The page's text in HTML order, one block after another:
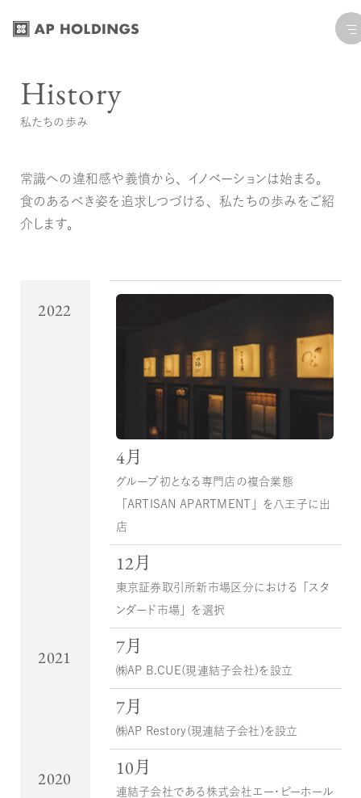
History
私たちの歩み
常識への違和感や義憤から、イノベーションは始まる。
食のあるべき姿を追求しつづける、私たちの歩みをご紹
介します。
2022
4月
グループ初となる専門店の複合業態
「ARTISAN APARTMENT」を八王子に出
店
12月
東京証券取引所新市場区分における「スタ
ンダード市場」を選択
2021 7月
㈱AP B.CUE（現連結子会社）を設立
7月
㈱AP Restory（現連結子会社）を設立
2020 10月
連結子会社である株式会社エー・ピーホール